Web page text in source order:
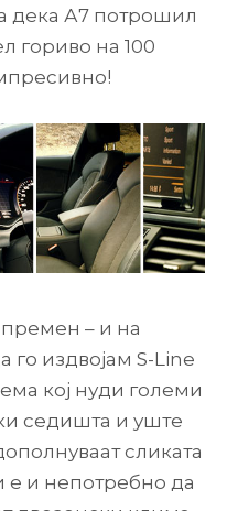
дека А7 потрошил
гориво на 100
– и на
го издвојам S-Line
кој нуди големи
седишта и уште
сликата
е и непотребно да